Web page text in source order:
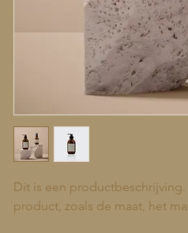
Dit is een
product, zoals de maat, het